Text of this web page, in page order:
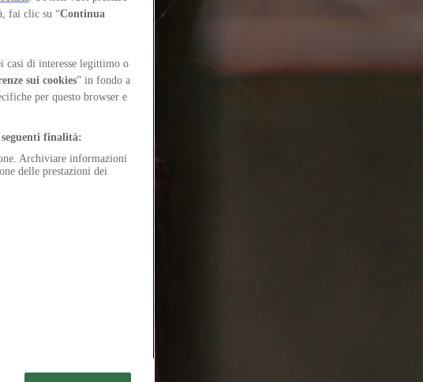
fai clic su “Continua
casi di interesse legittimo o
sui cookies” in fondo a
per questo browser e
finalità:
Archiviare informazioni
delle prestazioni dei